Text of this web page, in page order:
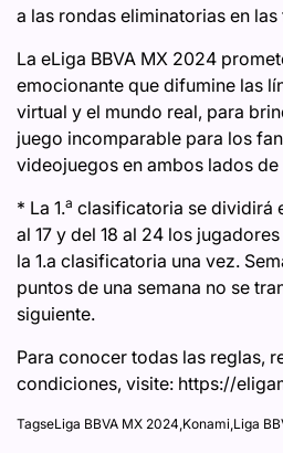
a las rondas eliminatorias en
La eLiga BBVA MX 2024
emocionante que difumine las
virtual y el mundo real, para
juego incomparable para los
videojuegos en ambos lados
* La 1.a clasificatoria se dividirá
al 17 y del 18 al 24 los
la 1.a clasificatoria una vez.
puntos de una semana no se
siguiente.
Para conocer todas las reglas,
condiciones, visite: https://
TagseLiga BBVA MX 2024 Konami Liga